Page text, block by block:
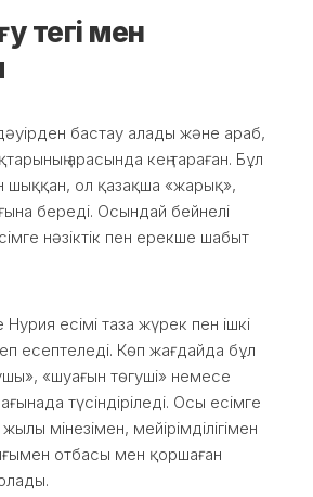
тегі мен
бастау алады және араб,
арасында кең тараған. Бұл
шыққан, ол қазақша «жарық»,
береді. Осындай бейнелі
нәзіктік пен ерекше шабыт
есімі таза жүрек пен ішкі
есептеледі. Көп жағдайда бұл
«шуағын төгуші» немесе
түсіндіріледі. Осы есімге
мінезімен, мейірімділігімен
отбасы мен қоршаған